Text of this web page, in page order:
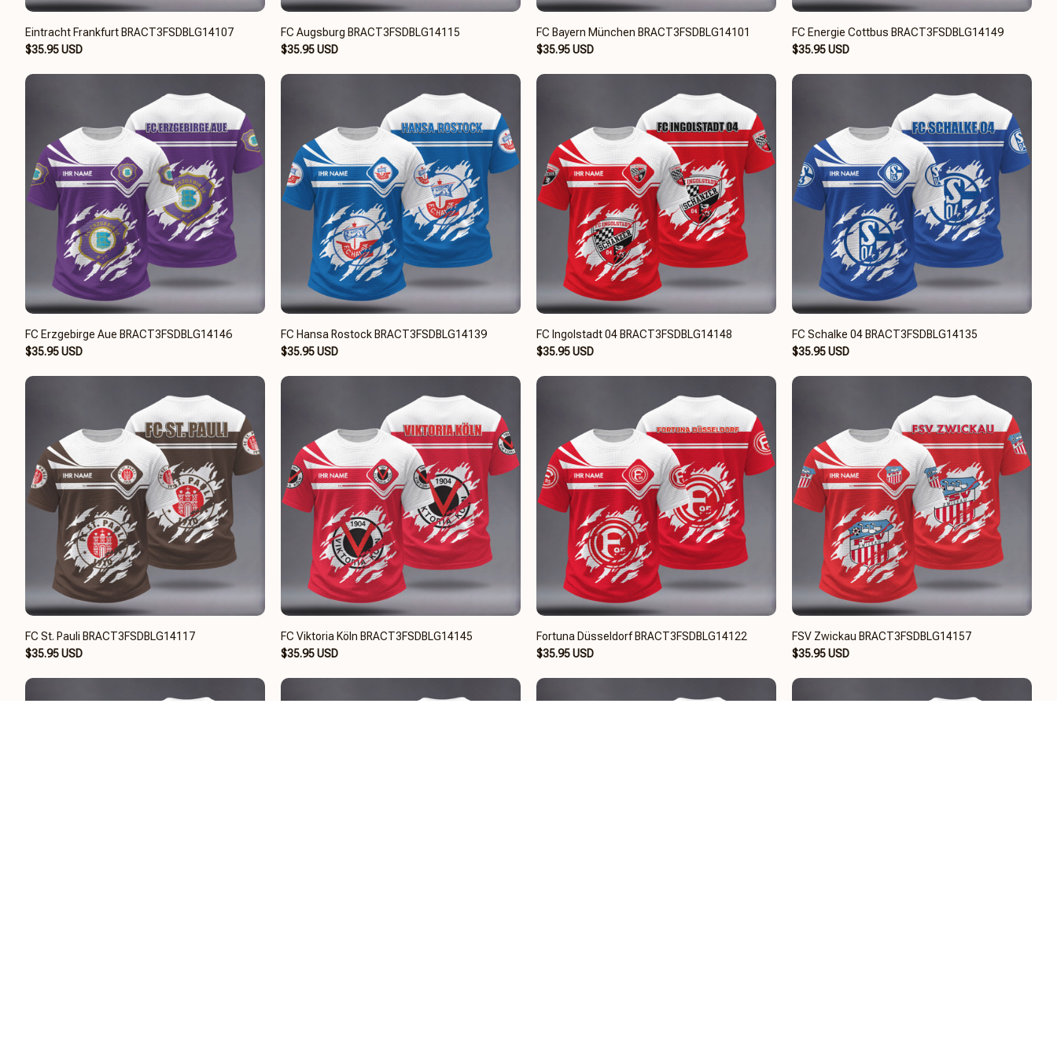
Eintracht Frankfurt BRACT3FSDBLG14107
$35.95 USD
FC Augsburg BRACT3FSDBLG14115
$35.95 USD
FC Bayern München BRACT3FSDBLG14101
$35.95 USD
FC Energie Cottbus BRACT3FSDBLG14149
$35.95 USD
FC Erzgebirge Aue BRACT3FSDBLG14146
$35.95 USD
FC Hansa Rostock BRACT3FSDBLG14139
$35.95 USD
FC Ingolstadt 04 BRACT3FSDBLG14148
$35.95 USD
FC Schalke 04 BRACT3FSDBLG14135
$35.95 USD
FC St. Pauli BRACT3FSDBLG14117
$35.95 USD
FC Viktoria Köln BRACT3FSDBLG14145
$35.95 USD
Fortuna Düsseldorf BRACT3FSDBLG14122
$35.95 USD
FSV Zwickau BRACT3FSDBLG14157
$35.95 USD